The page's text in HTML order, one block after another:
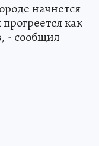
начнется
как
- сообщил